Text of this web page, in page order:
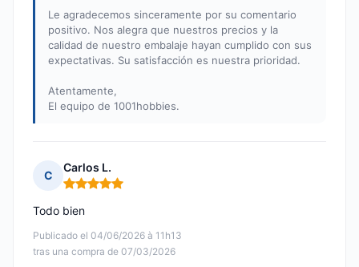
Le agradecemos sinceramente por su comentario
positivo. Nos alegra que nuestros precios y la
calidad de nuestro embalaje hayan cumplido con sus
expectativas. Su satisfacción es nuestra prioridad.
Atentamente,
El equipo de 1001hobbies.
C
Carlos L.
Nota: 5 de 5
Publicado el 04/06/2026 à 11h13
tras una compra de 07/03/2026
Todo bien